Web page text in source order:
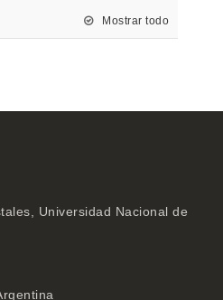
Mostrar todo
Universidad Nacional de